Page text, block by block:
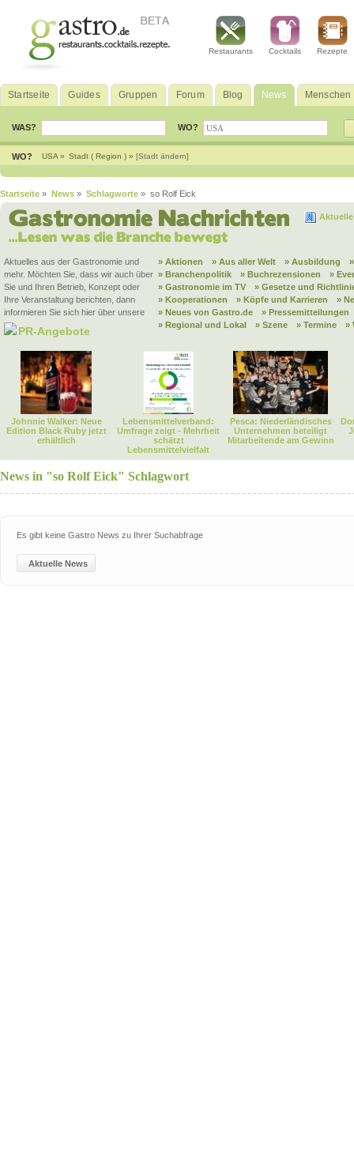
Restaurants Cocktails Rezepte
Startseite Guides Gruppen Forum Blog News Menschen
WAS? WO?
WO? USA » Stadt ( Region ) » [Stadt ändern]
Startseite » News » Schlagworte » so Rolf Eick
Aktuelles aus der Gastronomie und
mehr. Möchten Sie, dass wir auch über
Sie und Ihren Betrieb, Konzept oder
Ihre Veranstaltung berichten, dann
informieren Sie sich hier über unsere
PR-Angebote
» Aktionen » Aus aller Welt » Ausbildung
» Branchenpolitik
» Buchrezensionen
»
» Gastronomie im TV
» Gesetze und
» Kooperationen
» Köpfe und Karrieren
»
» Neues von Gastro.de
» Pressemitteilungen
» Regional und Lokal
» Szene » Termine »
Johnnie Walker: Neue
Edition Black Ruby jetzt
erhältlich
Lebensmittelverband:
Umfrage zeigt - Mehrheit
schätzt
Lebensmittelvielfalt
Pesca: Niederländisches
Unternehmen beteiligt
Mitarbeitende am Gewinn
News in "so Rolf Eick" Schlagwort
Es gibt keine Gastro News zu Ihrer Suchabfrage
Aktuelle News